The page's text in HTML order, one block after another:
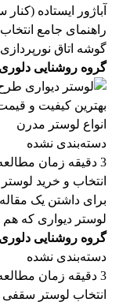
آباژور ایستاده
راهنمای جامع انتخاب
گوشه اتاق
گروه روشنایی دلوری
دسته‌بندی نشده
3 دقیقه زمان مطالعه
انتخاب و خرید
لوستر دیواری که هم
گروه روشنایی دلوری
دسته‌بندی نشده
3 دقیقه زمان مطالعه
انتخاب لوستر